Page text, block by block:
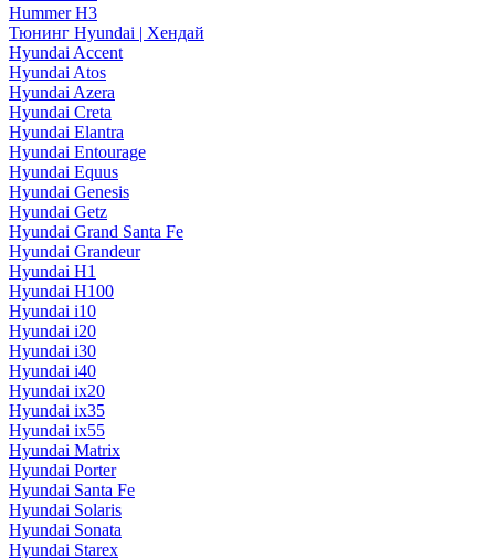
Hummer H3
Тюнинг Hyundai | Хендай
Hyundai Accent
Hyundai Atos
Hyundai Azera
Hyundai Creta
Hyundai Elantra
Hyundai Entourage
Hyundai Equus
Hyundai Genesis
Hyundai Getz
Hyundai Grand Santa Fe
Hyundai Grandeur
Hyundai H1
Hyundai H100
Hyundai i10
Hyundai i20
Hyundai i30
Hyundai i40
Hyundai ix20
Hyundai ix35
Hyundai ix55
Hyundai Matrix
Hyundai Porter
Hyundai Santa Fe
Hyundai Solaris
Hyundai Sonata
Hyundai Starex